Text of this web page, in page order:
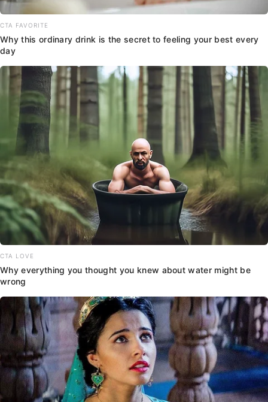
CTA FAVORITE
Why this ordinary drink is the secret to feeling your best every
day
CTA LOVE
Why everything you thought you knew about water might be
wrong